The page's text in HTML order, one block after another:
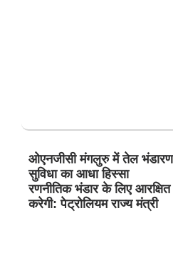
ओएनजीसी मंगलुरु में तेल भंडारण
सुविधा का आधा हिस्सा
रणनीतिक भंडार के लिए आरक्षित
करेगी: पेट्रोलियम राज्य मंत्री